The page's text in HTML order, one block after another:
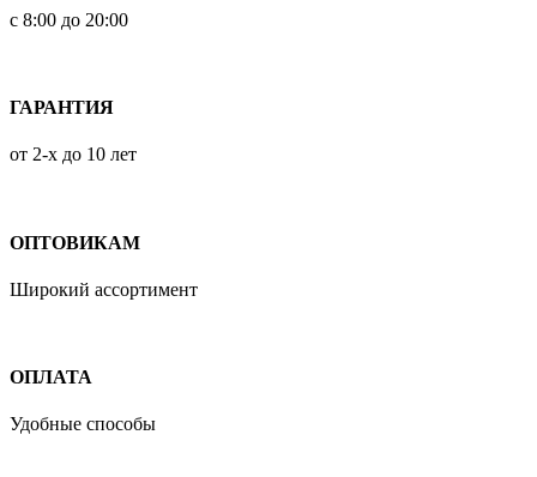
с 8:00 до 20:00
ГАРАНТИЯ
от 2-х до 10 лет
ОПТОВИКАМ
Широкий ассортимент
ОПЛАТА
Удобные способы